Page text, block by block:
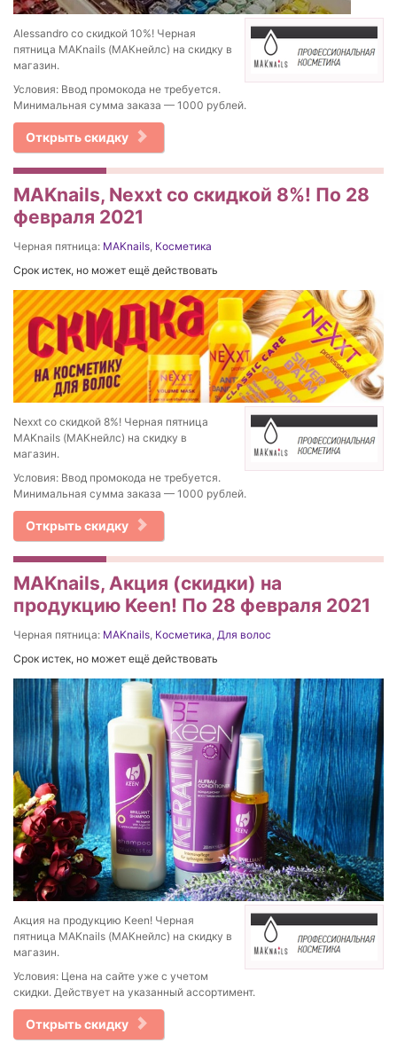
Alessandro со скидкой 10%! Черная
пятница MAKnails (МАКнейлс) на скидку в
магазин.
Условия: Ввод промокода не требуется.
Минимальная сумма заказа — 1000 рублей.
Открыть скидку
MAKnails, Nexxt со скидкой 8%! По 28
февраля 2021
Черная пятница: MAKnails, Косметика
Срок истек, но может ещё действовать
Nexxt со скидкой 8%! Черная пятница
MAKnails (МАКнейлс) на скидку в
магазин.
Условия: Ввод промокода не требуется.
Минимальная сумма заказа — 1000 рублей.
Открыть скидку
MAKnails, Акция (скидки) на
продукцию Keen! По 28 февраля 2021
Черная пятница: MAKnails Косметика Для волос
Срок истек, но может ещё действовать
Акция на продукцию Keen! Черная
пятница MAKnails (МАКнейлс) на скидку в
магазин.
Условия: Цена на сайте уже с учетом
скидки. Действует на указанный ассортимент.
Открыть скидку